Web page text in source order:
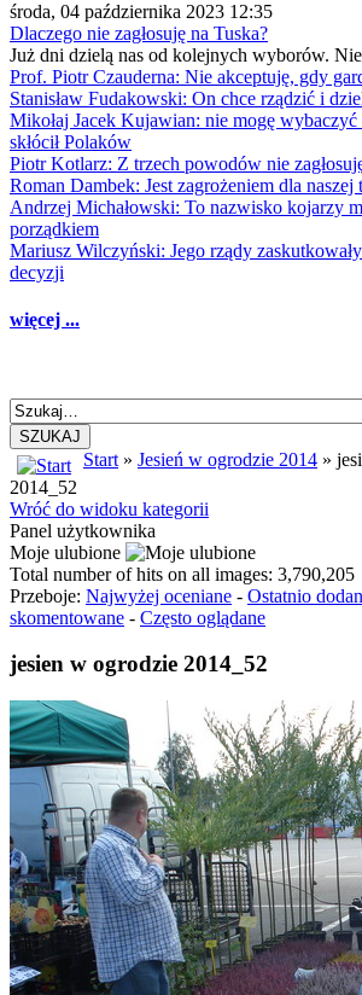
środa, 04 października 2023 12:35
Dlaczego nie zagłosuję na Tuska?
Już dni dzielą nas od kolejnych wyborów.
Prof. Piotr Czauderna: Nie akceptuję, gdy
Stanisław Fudakowski: On chce rządzić i
Mikołaj Jacek Kujawian: nie mogę
skłócił Polaków
Piotr Kotlarz: Z trzech powodów nie
Roman Dambek: Jest zagrożeniem dla naszej
Andrzej Michałowski: To nazwisko kojarzy
porządkiem
Mariusz Wilczyński: Jego rządy
decyzji
więcej ...
SZUKAJ
Start » Jesień w ogrodzie 2014 »
2014_52
Wróć do widoku kategorii
Panel użytkownika
Moje ulubione
Total number of hits on all images: 3,790,205
Przeboje: Najwyżej oceniane - Ostatnio
skomentowane - Często oglądane
jesien w ogrodzie 2014_52